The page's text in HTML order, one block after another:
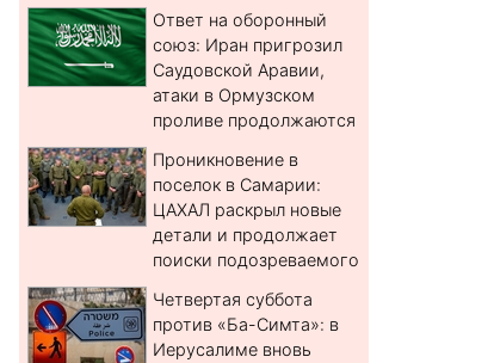
Ответ на оборонный
союз: Иран пригрозил
Саудовской Аравии,
атаки в Ормузском
проливе продолжаются
Проникновение в
поселок в Самарии:
ЦАХАЛ раскрыл новые
детали и продолжает
поиски подозреваемого
Четвертая суббота
против «Ба-Симта»: в
Иерусалиме вновь